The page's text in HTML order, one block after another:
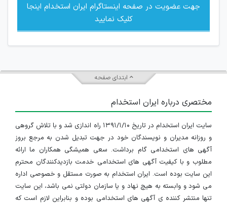
جهت عضویت در صفحه اینستاگرام ایران استخدام اینجا
کلیک نمایید
ابتدای صفحه
مختصری درباره ایران استخدام
سایت ایران استخدام در تاریخ ۱۳۹۱/۱/۱۰ راه اندازی شد و با تلاش گروهی
و روزانه مدیران و نویسندگان خود در جهت تبدیل شدن به مرجع بروز
آگهی های استخدامی گام برداشت. سعی همیشگی همکاران ما ارائه
مطلوب و با کیفیت آگهی های استخدامی خدمت بازدیدکنندگان محترم
این سایت بوده است. ایران استخدام به صورت مستقل و خصوصی اداره
می شود و وابسته به هیچ نهاد و یا سازمان دولتی نمی باشد، این سایت
تنها منتشر کننده ی آگهی های استخدامی بوده و بنابراین لازم است که